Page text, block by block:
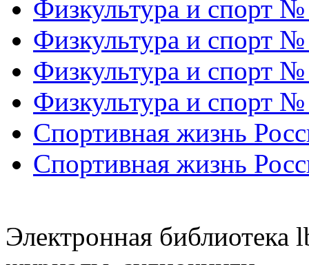
Физкультура и спорт
Физкультура и спорт
Физкультура и спорт
Физкультура и спорт
Спортивная жизнь
Спортивная жизнь
Электронная библиотека